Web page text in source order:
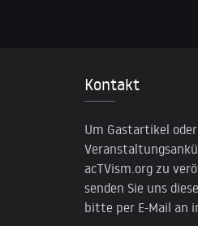
Kontakt
Um Gastartikel oder
acTVism.org zu
senden Sie uns
bitte per E-Mail an